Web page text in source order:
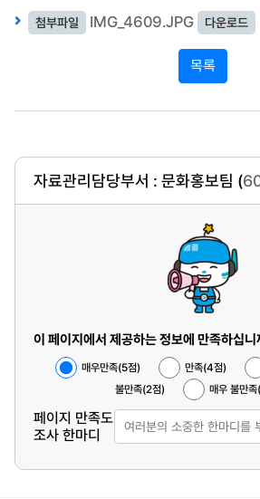
첨부파일 IMG_4609.JPG 다운로드
목록
자료관리담당부서 : 문화홍보팀 (
이 페이지에서 제공하는 정보에 만족하십니
매우만족(5점) 만족(4점)
불만족(2점)
매우 불만족
페이지 만족도
조사 한마디